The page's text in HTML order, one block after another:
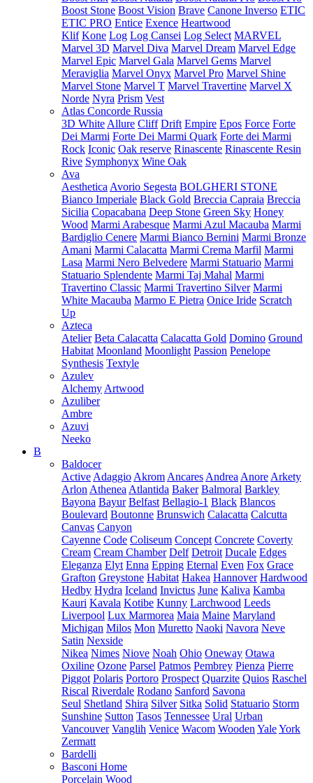
Boost Stone Boost Vision Brave Canone Inverso ETIC
ETIC PRO Entice Exence Heartwood
Klif Kone Log Log Cansei Log Select MARVEL
Marvel 3D Marvel Diva Marvel Dream Marvel Edge
Marvel Epic Marvel Gala Marvel Gems Marvel
Meraviglia Marvel Onyx Marvel Pro Marvel Shine
Marvel Stone Marvel T Marvel Travertine Marvel X
Norde Nyra Prism Vest
Atlas Concorde Russia
3D White Allure Cliff Drift Empire Epos Force Forte
Dei Marmi Forte Dei Marmi Quark Forte dei Marmi
Rock Iconic Oak reserve Rinascente Rinascente Resin
Rive Symphonyx Wine Oak
Ava
Aesthetica Avorio Segesta BOLGHERI STONE
Bianco Imperiale Black Gold Breccia Capraia Breccia
Sicilia Copacabana Deep Stone Green Sky Honey
Wood Marmi Arabesque Marmi Azul Macauba Marmi
Bardiglio Cenere Marmi Bianco Bernini Marmi Bronze
Amani Marmi Calacatta Marmi Crema Marfil Marmi
Lasa Marmi Nero Belvedere Marmi Statuario Marmi
Statuario Splendente Marmi Taj Mahal Marmi
Travertino Classic Marmi Travertino Silver Marmi
White Macauba Marmo E Pietra Onice Iride Scratch
Up
Azteca
Atelier Beta Calacatta Calacatta Gold Domino Ground
Habitat Moonland Moonlight Passion Penelope
Synthesis Textyle
Azulev
Alchemy Artwood
Azuliber
Ambre
Azuvi
Neeko
B
Baldocer
Active Adaggio Akrom Ancares Andrea Anore Arkety
Arlon Athenea Atlantida Baker Balmoral Barkley
Bayona Bayur Belfast Bellagio-1 Black Blancos
Boulevard Boutonne Brunswich Calacatta Calcutta
Canvas Canyon
Cayenne Code Coliseum Concept Concrete Coverty
Cream Cream Chamber Delf Detroit Ducale Edges
Eleganza Elyt Enna Epping Eternal Even Fox Grace
Grafton Greystone Habitat Hakea Hannover Hardwood
Hedby Hydra Iceland Invictus June Kaliva Kamba
Kauri Kavala Kotibe Kunny Larchwood Leeds
Liverpool Lux Marmorea Maia Maine Maryland
Michigan Milos Mon Muretto Naoki Navora Neve
Satin Nexside
Nikea Nimes Niove Noah Ohio Oneway Otawa
Oxiline Ozone Parsel Patmos Pembrey Pienza Pierre
Piggot Polaris Portoro Prospect Quarzite Quios Raschel
Riscal Riverdale Rodano Sanford Savona
Seul Shetland Shira Silver Sitka Solid Statuario Storm
Sunshine Sutton Tasos Tennessee Ural Urban
Vancouver Vanglih Venice Wacom Wooden YaleYork
Zermatt
Bardelli
Basconi Home
Porcelain Wood